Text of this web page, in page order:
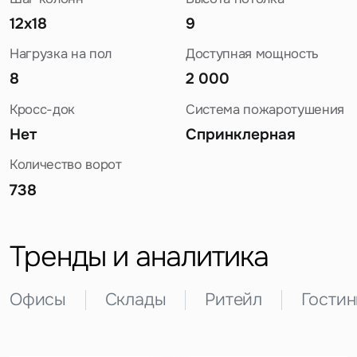
12x18 9
Нагрузка на пол
8
Доступная мощность
2 000
Кросс-док
Нет
Система пожаротушения
Спринклерная
Количество ворот
738
Тренды и аналитика
Офисы Склады Ритейл
Задайте свой вопрос
Вопрос
Это обязательное поле